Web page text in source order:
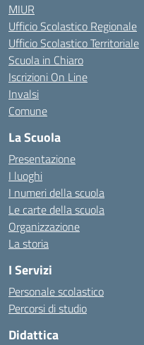
MIUR
Ufficio Scolastico Regionale
Ufficio Scolastico Territoriale
Scuola in Chiaro
Iscrizioni On Line
Invalsi
Comune
La Scuola
Presentazione
I luoghi
I numeri della scuola
Le carte della scuola
Organizzazione
La storia
I Servizi
Personale scolastico
Percorsi di studio
Didattica